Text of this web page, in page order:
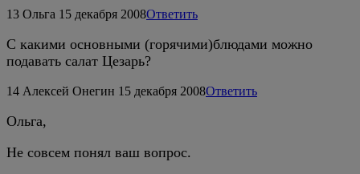
13 Ольга 15 декабря 2008Ответить
С какими основными (горячими)блюдами можно
подавать салат Цезарь?
14 Алексей Онегин 15 декабря 2008Ответить
Ольга,
Не совсем понял ваш вопрос.